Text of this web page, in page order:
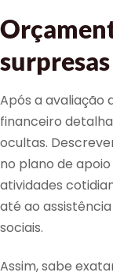
Após a avaliação
financeiro
ocultas.
no plano de
atividades
até ao
sociais.
Assim, sabe